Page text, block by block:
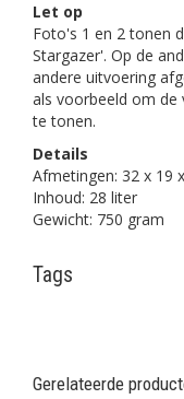
Let op
Foto's 1 en 2 tonen
Stargazer'. Op de
andere uitvoering
als voorbeeld om de
te tonen.
Details
Afmetingen: 32 x 19
Inhoud: 28 liter
Gewicht: 750 gram
Tags
Gerelateerde